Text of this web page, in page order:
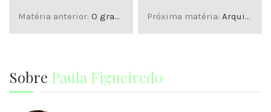
Matéria anterior: O grande crescimento do cultivo de hortaliças pela população urbana Próxima matéria: Arquitetura escolar ajudando no aprendizado das crianças
Sobre Paula Figueiredo